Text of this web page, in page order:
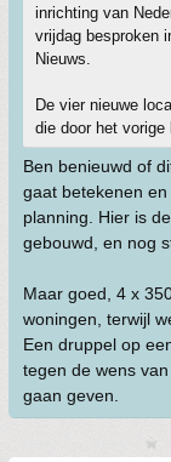
inrichting van
vrijdag besproken
Nieuws.
De vier nieuwe
die door het vorige
Ben benieuwd of
gaat betekenen
planning. Hier is
gebouwd, en nog
Maar goed, 4 x
woningen, terwijl
Een druppel op
tegen de wens
gaan geven.